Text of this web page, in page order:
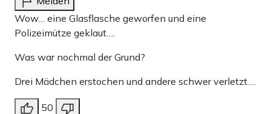
Wow… eine Glasflasche geworfen und eine
Polizeimütze geklaut….
Was war nochmal der Grund?
Drei Mädchen erstochen und andere schwer verletzt….
50